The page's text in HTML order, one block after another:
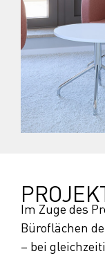
Im Zuge des
Büroflächen
– bei